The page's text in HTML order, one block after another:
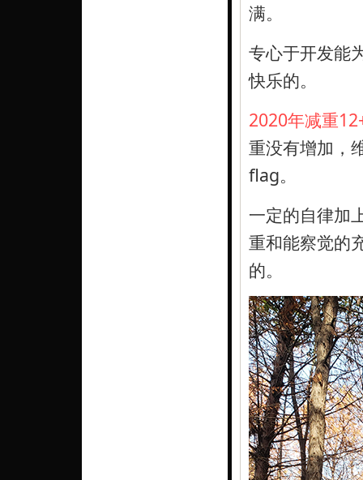
满。
专心于开发能
快乐的。
2020年减重
重没有增加，
flag。
一定的自律加
重和能察觉的
的。